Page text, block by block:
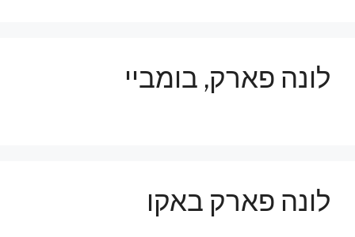
לונה פארק, בומביי
לונה פארק באקו